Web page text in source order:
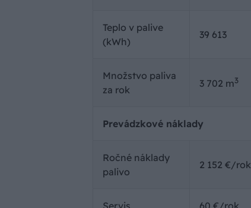
Teplo v palive
(kWh)
39 613
Množstvo paliva
za rok
3 702 m3
Prevádzkové náklady
Ročné náklady
palivo
2 152 €/rok
Servis 60 €/rok